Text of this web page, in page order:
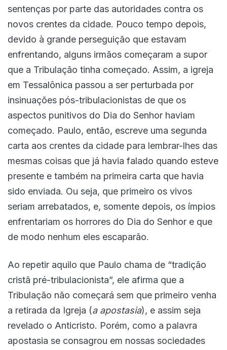
sentenças por parte das autoridades contra os
novos crentes da cidade. Pouco tempo depois,
devido à grande perseguição que estavam
enfrentando, alguns irmãos começaram a supor
que a Tribulação tinha começado. Assim, a igreja
em Tessalônica passou a ser perturbada por
insinuações pós-tribulacionistas de que os
aspectos punitivos do Dia do Senhor haviam
começado. Paulo, então, escreve uma segunda
carta aos crentes da cidade para lembrar-lhes das
mesmas coisas que já havia falado quando esteve
presente e também na primeira carta que havia
sido enviada. Ou seja, que primeiro os vivos
seriam arrebatados, e, somente depois, os ímpios
enfrentariam os horrores do Dia do Senhor e que
de modo nenhum eles escaparão.
Ao repetir aquilo que Paulo chama de “tradição
cristã pré-tribulacionista”, ele afirma que a
Tribulação não começará sem que primeiro venha
a retirada da Igreja (a apostasia), e assim seja
revelado o Anticristo. Porém, como a palavra
apostasia se consagrou em nossas sociedades